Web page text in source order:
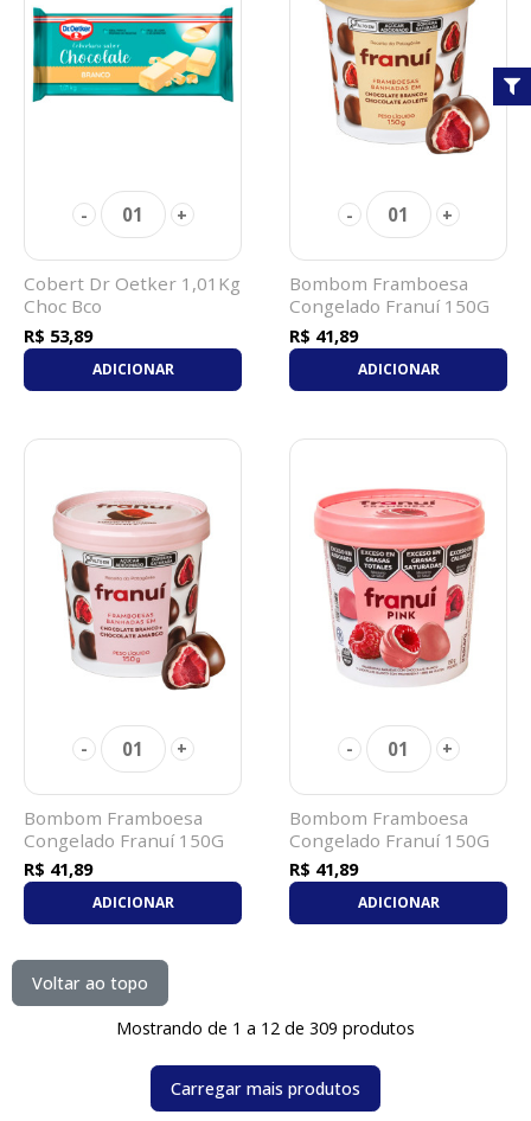
- 01 +
Cobert Dr Oetker 1,01Kg
Choc Bco
R$ 53,89
ADICIONAR
- 01 +
Bombom Framboesa
Congelado Franuí 150G
Branco Ao Leite
R$ 41,89
ADICIONAR
- 01 +
Bombom Framboesa
Congelado Franuí 150G
Branco E Amargo
R$ 41,89
ADICIONAR
- 01 +
Bombom Framboesa
Congelado Franuí 150G
Branco Pink
R$ 41,89
ADICIONAR
Voltar ao topo
Mostrando de 1 a 12 de 309 produtos
Carregar mais produtos